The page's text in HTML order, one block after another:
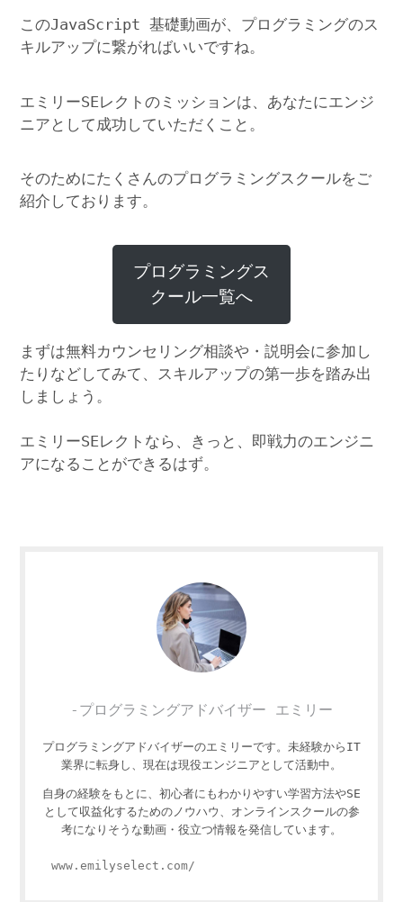
このJavaScript 基礎動画が、プログラミングのス
キルアップに繋がればいいですね。
エミリーSEレクトのミッションは、あなたにエンジ
ニアとして成功していただくこと。
そのためにたくさんのプログラミングスクールをご
紹介しております。
プログラミングス
クール一覧へ
まずは無料カウンセリング相談や・説明会に参加し
たりなどしてみて、スキルアップの第一歩を踏み出
しましょう。
エミリーSEレクトなら、きっと、即戦力のエンジニ
アになることができるはず。
-プログラミングアドバイザー エミリー
プログラミングアドバイザーのエミリーです。未経験からIT
業界に転身し、現在は現役エンジニアとして活動中。
自身の経験をもとに、初心者にもわかりやすい学習方法やSE
として収益化するためのノウハウ、オンラインスクールの参
考になりそうな動画・役立つ情報を発信しています。
www.emilyselect.com/